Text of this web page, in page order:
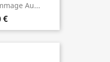
Au...
€